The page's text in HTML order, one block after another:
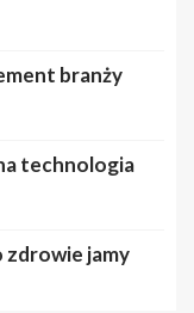
branży
technologia
zdrowie jamy